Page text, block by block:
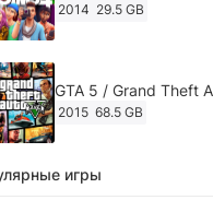
2014 29.5 GB
GTA 5 / Grand Theft
2015 68.5 GB
Ghost of Tsushima:
игры